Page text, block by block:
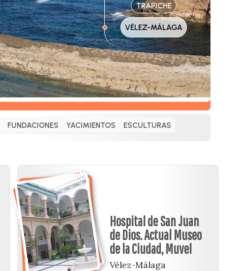
TRAPICHE
VÉLEZ-MÁLAGA
FUNDACIONES YACIMIENTOS ESCULTURAS
Hospital de San Juan
de Dios. Actual Museo
de la Ciudad, Muvel
Vélez-Málaga